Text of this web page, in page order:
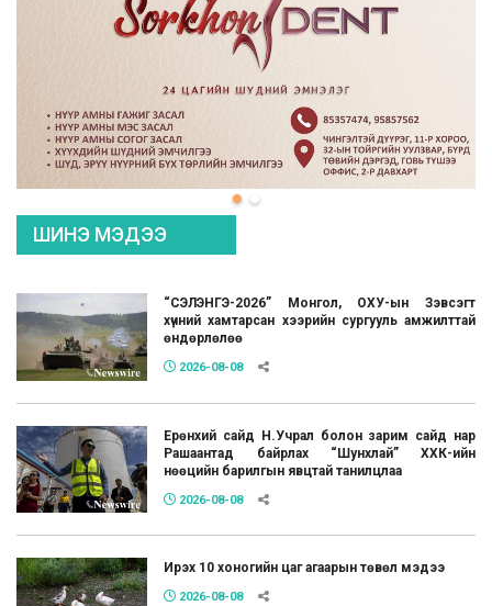
ШИНЭ МЭДЭЭ
“СЭЛЭНГЭ-2026” Монгол, ОХУ-ын Зэвсэгт
хүчний хамтарсан хээрийн сургууль амжилттай
өндөрлөлөө
2026-08-08
Ерөнхий сайд Н.Учрал болон зарим сайд нар
Рашаантад байрлах “Шунхлай” ХХК-ийн
нөөцийн барилгын явцтай танилцлаа
2026-08-08
Ирэх 10 хоногийн цаг агаарын төвөл мэдээ
2026-08-08